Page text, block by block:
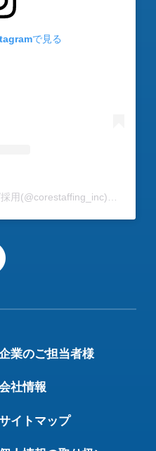
で見る
業のご担当者様
社情報
イトマップ